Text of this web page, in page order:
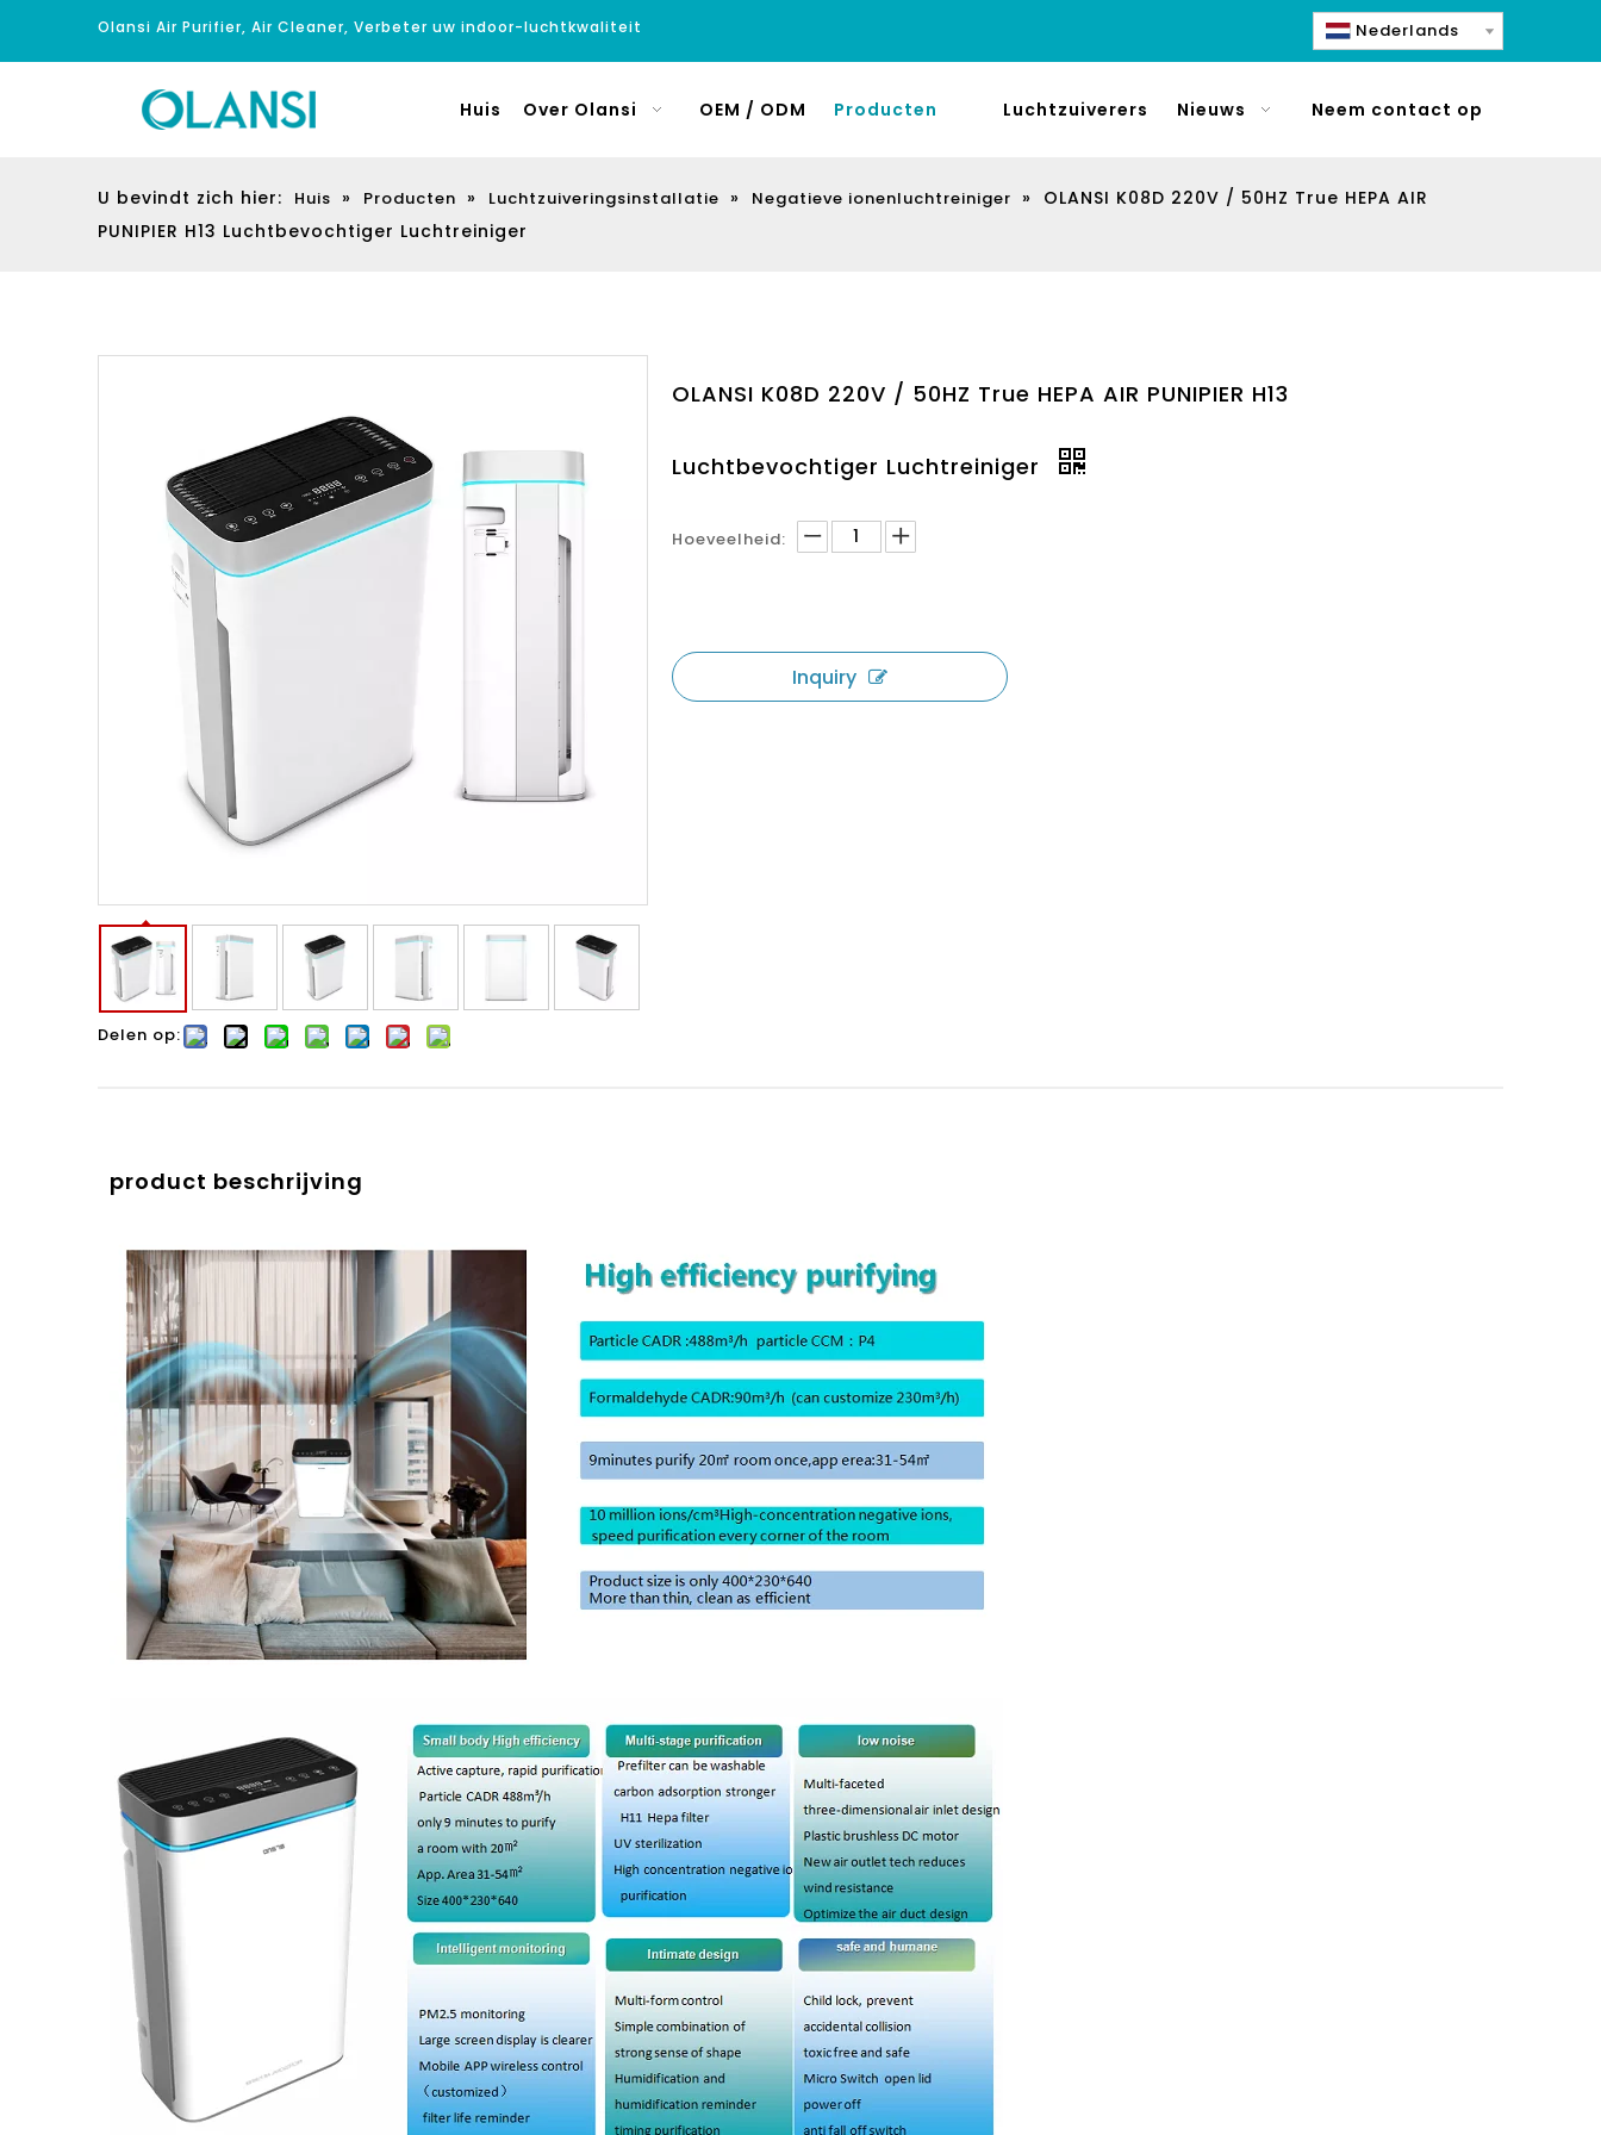
Olansi Air Purifier, Air Cleaner, Verbeter uw indoor-luchtkwaliteit Nederlands
Huis Over Olansi OEM / ODM Producten Luchtzuiverers Nieuws Neem contact op
U bevindt zich hier: Huis » Producten » Luchtzuiveringsinstallatie » Negatieve ionenluchtreiniger »
OLANSI K08D 220V / 50HZ True HEPA AIR
PUNIPIER H13 Luchtbevochtiger Luchtreiniger
Delen op:
OLANSI K08D 220V / 50HZ True HEPA AIR PUNIPIER H13
Luchtbevochtiger Luchtreiniger
Hoeveelheid:
Inquiry
product beschrijving